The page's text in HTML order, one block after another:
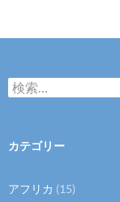
検
索
カテゴリー
アフリカ (15)